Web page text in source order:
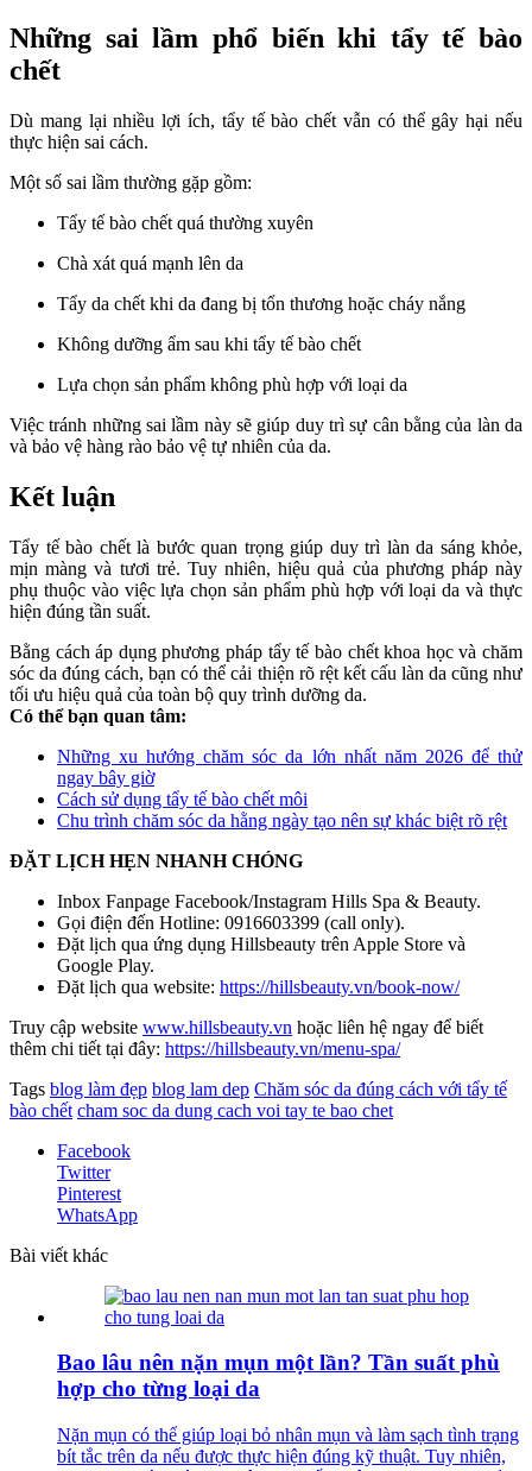
Những sai lầm phổ biến khi tẩy tế bào
chết
Dù mang lại nhiều lợi ích, tẩy tế bào chết vẫn có thể gây hại nếu
thực hiện sai cách.
Một số sai lầm thường gặp gồm:
Tẩy tế bào chết quá thường xuyên
Chà xát quá mạnh lên da
Tẩy da chết khi da đang bị tổn thương hoặc cháy nắng
Không dưỡng ẩm sau khi tẩy tế bào chết
Lựa chọn sản phẩm không phù hợp với loại da
Việc tránh những sai lầm này sẽ giúp duy trì sự cân bằng của làn da
và bảo vệ hàng rào bảo vệ tự nhiên của da.
Kết luận
Tẩy tế bào chết là bước quan trọng giúp duy trì làn da sáng khỏe,
mịn màng và tươi trẻ. Tuy nhiên, hiệu quả của phương pháp này
phụ thuộc vào việc lựa chọn sản phẩm phù hợp với loại da và thực
hiện đúng tần suất.
Bằng cách áp dụng phương pháp tẩy tế bào chết khoa học và chăm
sóc da đúng cách, bạn có thể cải thiện rõ rệt kết cấu làn da cũng như
tối ưu hiệu quả của toàn bộ quy trình dưỡng da.
Có thể bạn quan tâm:
Những xu hướng chăm sóc da lớn nhất năm 2026 để thử
ngay bây giờ
Cách sử dụng tẩy tế bào chết môi
Chu trình chăm sóc da hằng ngày tạo nên sự khác biệt rõ rệt
ĐẶT LỊCH HẸN NHANH CHÓNG
Inbox Fanpage Facebook/Instagram Hills Spa & Beauty.
Gọi điện đến Hotline: 0916603399 (call only).
Đặt lịch qua ứng dụng Hillsbeauty trên Apple Store và
Google Play.
Đặt lịch qua website: https://hillsbeauty.vn/book-now/
Truy cập website www.hillsbeauty.vn hoặc liên hệ ngay để biết
thêm chi tiết tại đây: https://hillsbeauty.vn/menu-spa/
Tags blog làm đẹp blog lam dep Chăm sóc da đúng cách với tẩy tế
bào chết cham soc da dung cach voi tay te bao chet
Facebook
Twitter
Pinterest
WhatsApp
Bài viết khác
Bao lâu nên nặn mụn một lần? Tần suất phù
hợp cho từng loại da
Nặn mụn có thể giúp loại bỏ nhân mụn và làm sạch tình trạng
bít tắc trên da nếu được thực hiện đúng kỹ thuật. Tuy nhiên,